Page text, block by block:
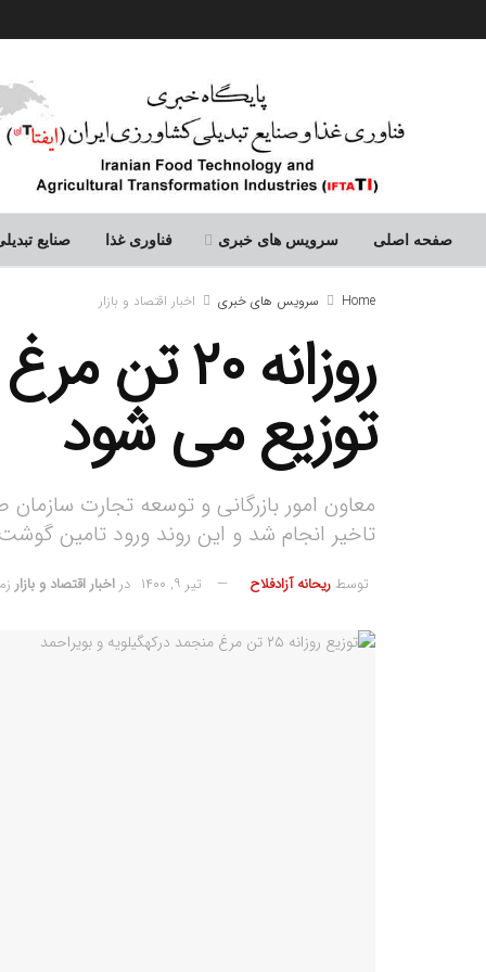
صفحه اصلی سرویس های خبری فناوری غذا صنایع
Home سرویس های خبری اخبار اقتصاد و بازار
روزانه
توزیع می شود
معاون امور بازرگانی و توسعه تجارت
تاخیر انجام شد و این روند ورود تامین
توسط ریحانه آزادفلاح تیر ۹, ۱۴۰۰ دراخبار اقتصاد و بازار